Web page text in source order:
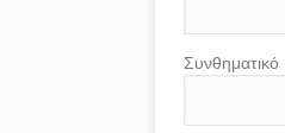
Συνθηματικό